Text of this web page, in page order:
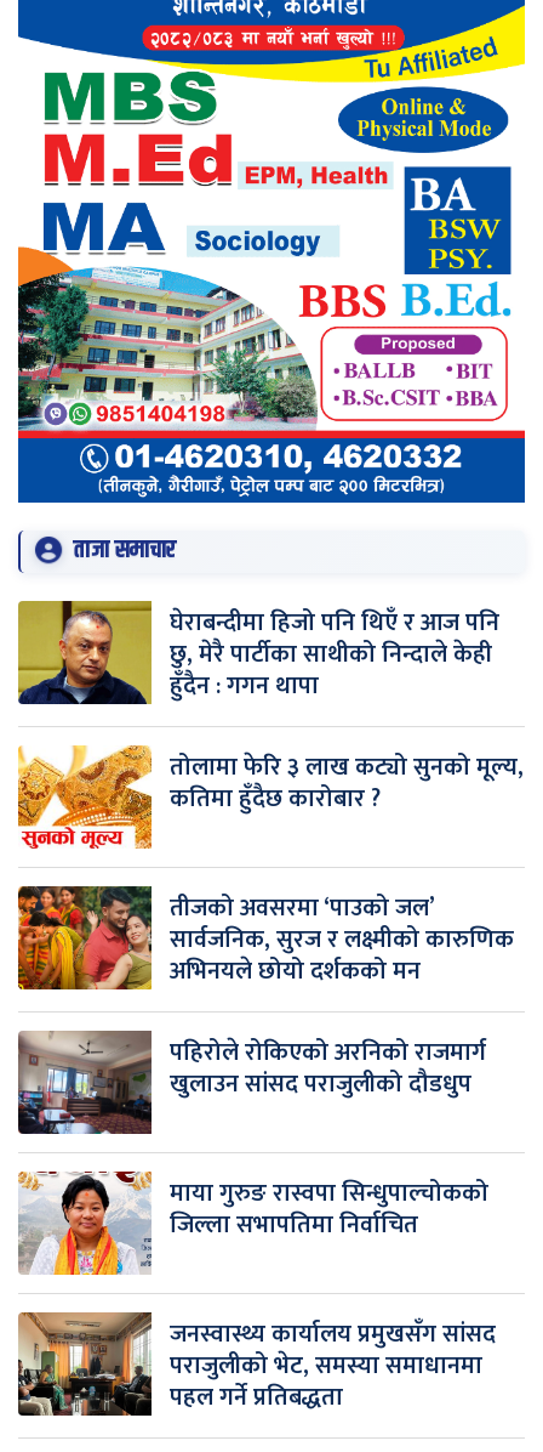
ताजा समाचार
घेराबन्दीमा हिजो पनि थिएँ र आज पनि
छु, मेरै पार्टीका साथीको निन्दाले केही
हुँदैन : गगन थापा
तोलामा फेरि ३ लाख कट्यो सुनको मूल्य,
कतिमा हुँदैछ कारोबार ?
तीजको अवसरमा ‘पाउको जल’
सार्वजनिक, सुरज र लक्ष्मीको कारुणिक
अभिनयले छोयो दर्शकको मन
पहिरोले रोकिएको अरनिको राजमार्ग
खुलाउन सांसद पराजुलीको दौडधुप
माया गुरुङ रास्वपा सिन्धुपाल्चोकको
जिल्ला सभापतिमा निर्वाचित
जनस्वास्थ्य कार्यालय प्रमुखसँग सांसद
पराजुलीको भेट, समस्या समाधानमा
पहल गर्ने प्रतिबद्धता